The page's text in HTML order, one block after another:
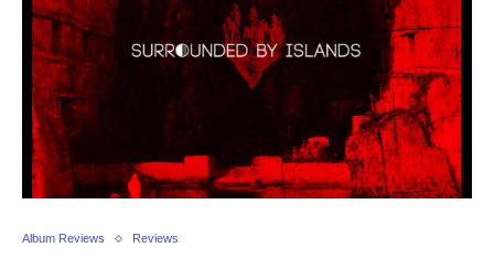
Album Reviews Reviews